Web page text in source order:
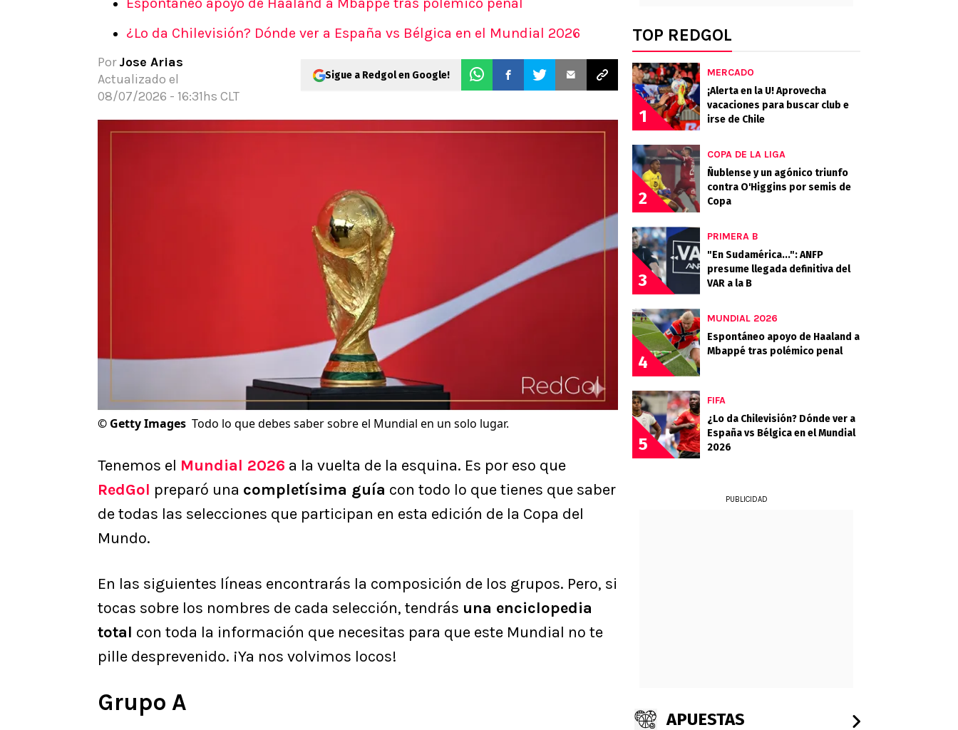
Pronósticos
Apuestas Mundial 2026
¿Lo da Chilevisión? Dónde ver a España vs Bélgica en el Mundial 2026
Por Jose Arias
Actualizado el
08/07/2026 - 16:31hs CLT
Sigue a Redgol en Google!
© Getty Images Todo lo que debes saber sobre el Mundial en un solo lugar.
Tenemos el Mundial 2026 a la vuelta de la esquina. Es por eso que
RedGol preparó una completísima guía con todo lo que tienes que saber
de todas las selecciones que participan en esta edición de la Copa del
Mundo.
En las siguientes líneas encontrarás la composición de los grupos. Pero, si
tocas sobre los nombres de cada selección, tendrás una enciclopedia
total con toda la información que necesitas para que este Mundial no te
pille desprevenido. ¡Ya nos volvimos locos!
Grupo A
TOP REDGOL
1
MERCADO
¡Alerta en la U! Aprovecha
vacaciones para buscar club e
irse de Chile
2
COPA DE LA LIGA
Ñublense y un agónico triunfo
contra O'Higgins por semis de
Copa
3
PRIMERA B
"En Sudamérica...": ANFP
presume llegada definitiva del
VAR a la B
4
MUNDIAL 2026
Espontáneo apoyo de Haaland a
Mbappé tras polémico penal
5
FIFA
¿Lo da Chilevisión? Dónde ver a
España vs Bélgica en el Mundial
2026
PUBLICIDAD
APUESTAS